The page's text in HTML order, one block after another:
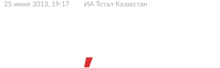
25 июня 2013, 19:17 ИА Тотал Казахстан